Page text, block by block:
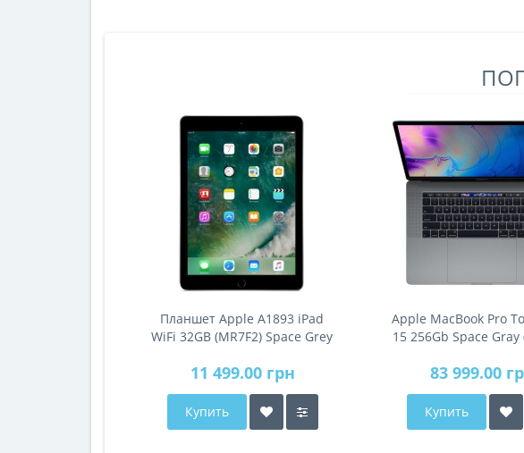
Планшет Apple A1893 iPad
WiFi 32GB (MR7F2) Space Grey
11 499.00 грн
Купить
Apple MacBook Pro
15 256Gb Space Gray
83 999.00
Купить